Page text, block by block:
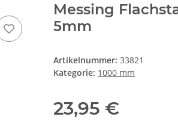
Messing
5mm
Artikelnummer: 33821
Kategorie: 1000 mm
23,95 €